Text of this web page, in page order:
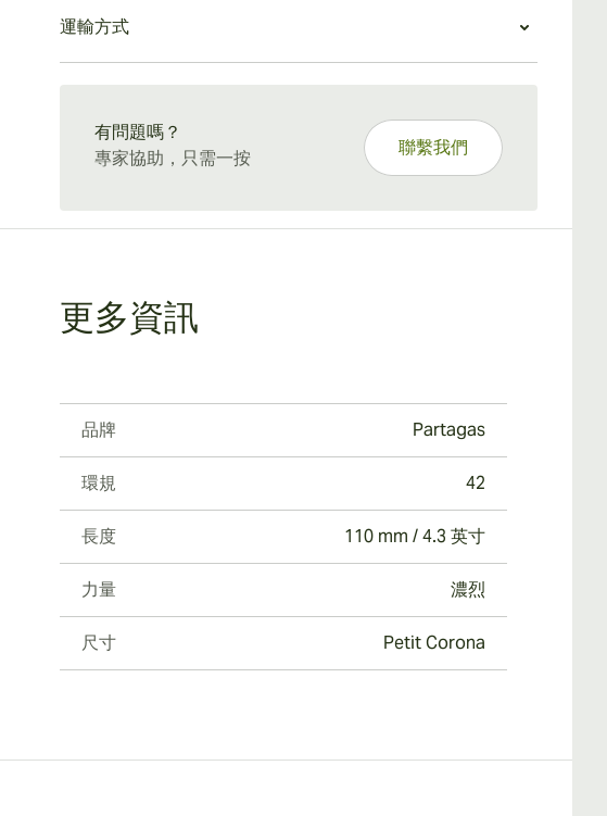
中間三分之一引入了更圓潤、甜美的味道，預抽中明顯的巧克
潘趣y，短煙，帶有黑胡椒的味道，加上黑巧克力的味道，帕特
運輸方式
有問題嗎？
專家協助，只需一按
聯繫我們
更多資訊
品牌 Partagas
環規 42
長度 110 mm / 4.3 英寸
力量 濃烈
尺寸 Petit Corona